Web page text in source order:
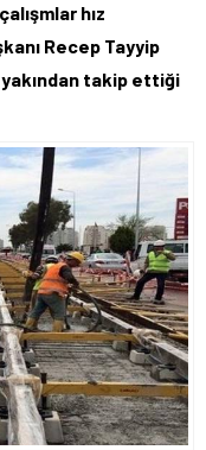
hız
Recep Tayyip
yakından takip ettiği